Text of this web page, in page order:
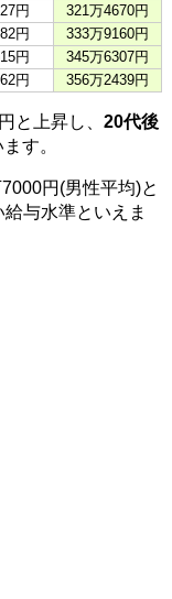
円
321万4670円
円
333万9160円
円
345万6307円
円 356万2439円
と上昇し、 20代後
す。
円(男性平均)と
与水準といえま